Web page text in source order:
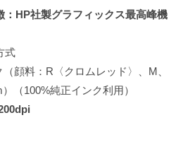
：HP社製グラフィックス最高峰機
式
顔料：R〈クロムレッド〉、M、
（100%純正インク利用）